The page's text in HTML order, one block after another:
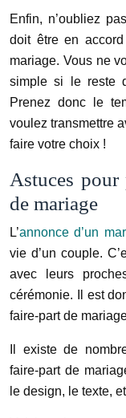
Enfin, n’oubliez
doit être en
mariage. Vous ne
simple si le reste
Prenez donc le
voulez transmettre
faire votre choix !
Astuces pour
de mariage
L’annonce d’un
vie d’un couple.
avec leurs
cérémonie. Il est
faire-part de
Il existe de
faire-part de
le design, le texte,